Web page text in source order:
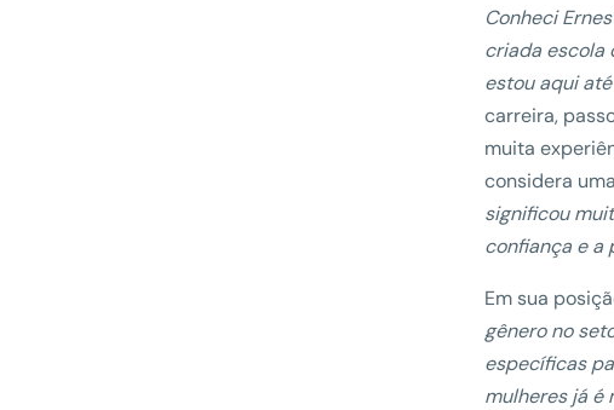
Conheci
criada escola
estou aqui até
carreira,
muita
considera
significou
confiança e a
Em sua
gênero no
específicas
mulheres já é